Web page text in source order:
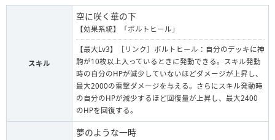
スキル
空に咲く華の下
【効果系統】「ボルトヒール」
【最大Lv3】［リンク］ボルトヒール：自分のデッキに神
駒が10枚以上入っているときに発動できる。スキル発動
時の自分のHPが減少していないほどダメージが上昇し、
最大2000の雷撃ダメージを与える。さらにスキル発動時
の自分のHPが減少するほど回復量が上昇し、最大2400
のHPを回復する。
夢のような一時